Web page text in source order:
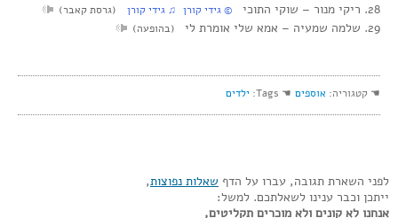
28. ריקי מנור‏ – שוקי התוכי © גידי קורן ♫ גידי קורן (גרסת קאבר)
29. שלמה שמעיה‏ – אמא שלי אומרת לי (בהופעה)
☚ קטגוריה: אוספים ☚ Tags: ילדים
לפני השארת תגובה, עברו על הדף שאלות נפוצות,
ייתכן וכבר ענינו לשאלתכם. למשל:
אנחנו לא קונים ולא מוכרים תקליטים,